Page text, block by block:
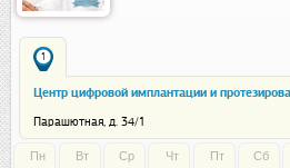
1
Центр цифровой имплантации и
Парашютная, д. 34/1
Пн Вт Ср Чт Пт Сб